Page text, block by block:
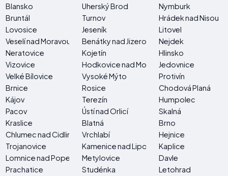
Blansko
Uherský Brod
Nymburk
Bruntál
Turnov
Hrádek nad Nisou
Lovosice
Jeseník
Litovel
Veselí nad Moravou
Benátky nad Jizerou
Nejdek
Neratovice
Kojetín
Hlinsko
Vizovice
Hodkovice nad MohelkouJedovnice
Velké Bílovice
Vysoké Mýto
Protivín
Brnice
Rosice
Chodová Planá
Kájov
Terezín
Humpolec
Pacov
Ústí nad Orlicí
Skalná
Kraslice
Blatná
Brno
Chlumec nad Cidlinou
Vrchlabí
Hejnice
Trojanovice
Kamenice nad Lipou
Kaplice
Lomnice nad PopelkouMetylovice
Davle
Prachatice
Studénka
Letohrad